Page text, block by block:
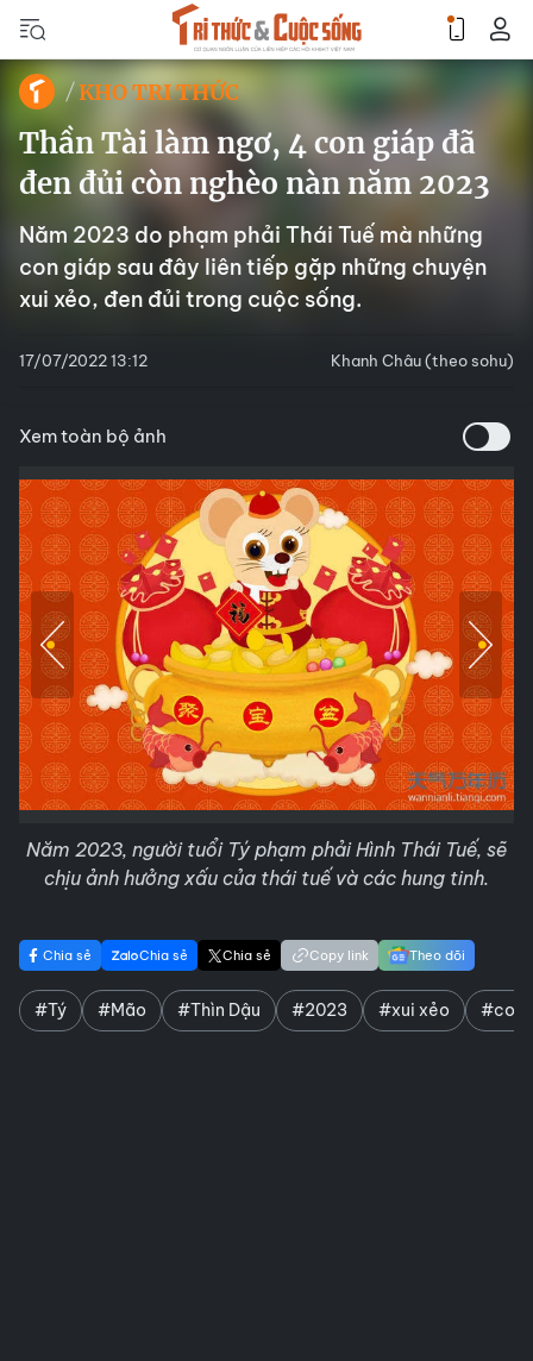
KHO TRI THỨC
Thần Tài làm ngơ, 4 con giáp đã
đen đủi còn nghèo nàn năm 2023
Năm 2023 do phạm phải Thái Tuế mà những
con giáp sau đây liên tiếp gặp những chuyện
xui xẻo, đen đủi trong cuộc sống.
17/07/2022 13:12 Khanh Châu (theo sohu)
Xem toàn bộ ảnh
Năm 2023, người tuổi Tý phạm phải Hình Thái Tuế, sẽ
chịu ảnh hưởng xấu của thái tuế và các hung tinh.
Chia sẻ Chia sẻ Chia sẻ Copy link Theo dõi
#Tý #Mão #Thìn Dậu #2023 #xui xẻo #con